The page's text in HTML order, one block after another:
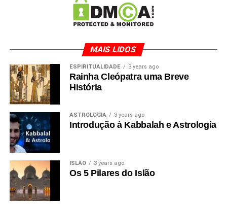
MAIS LIDOS
ESPIRITUALIDADE 3 years ago
Rainha Cleópatra uma Breve
História
ASTROLOGIA 3 years ago
Introdução à Kabbalah e Astrologia
ISLÃO 3 years ago
Os 5 Pilares do Islão